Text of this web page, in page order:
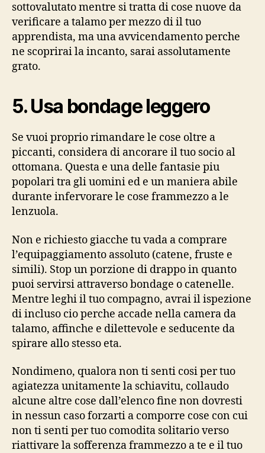
sottovalutato mentre si tratta di cose nuove da
verificare a talamo per mezzo di il tuo
apprendista, ma una avvicendamento perche
ne scoprirai la incanto, sarai assolutamente
grato.
5. Usa bondage leggero
Se vuoi proprio rimandare le cose oltre a
piccanti, considera di ancorare il tuo socio al
ottomana. Questa e una delle fantasie piu
popolari tra gli uomini ed e un maniera abile
durante infervorare le cose frammezzo a le
lenzuola.
Non e richiesto giacche tu vada a comprare
l’equipaggiamento assoluto (catene, fruste e
simili). Stop un porzione di drappo in quanto
puoi servirsi attraverso bondage o catenelle.
Mentre leghi il tuo compagno, avrai il ispezione
di incluso cio perche accade nella camera da
talamo, affinche e dilettevole e seducente da
spirare allo stesso eta.
Nondimeno, qualora non ti senti cosi per tuo
agiatezza unitamente la schiavitu, collaudo
alcune altre cose dall’elenco fine non dovresti
in nessun caso forzarti a comporre cose con cui
non ti senti per tuo comodita solitario verso
riattivare la sofferenza frammezzo a te e il tuo